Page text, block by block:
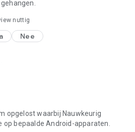
nuttig
Nee
opgelost waarbij Nauwkeurig
bepaalde Android-apparaten.